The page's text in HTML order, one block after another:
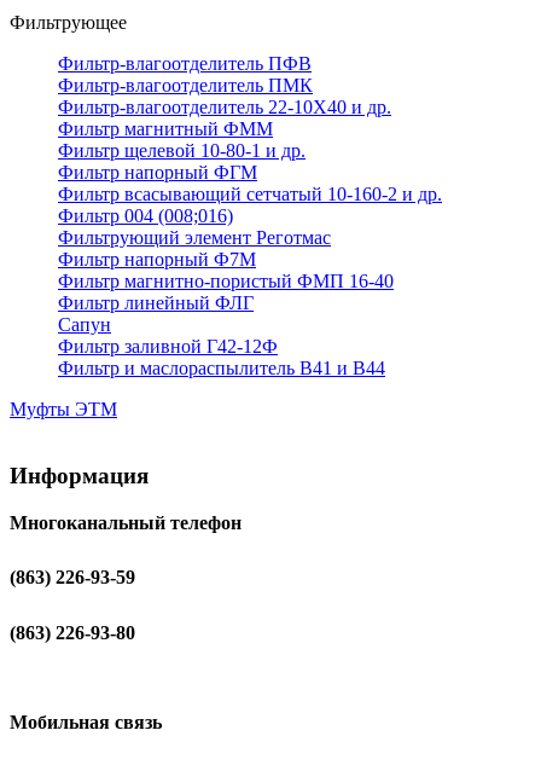
Фильтрующее
Фильтр-влагоотделитель ПФВ
Фильтр-влагоотделитель ПМК
Фильтр-влагоотделитель 22-10Х40 и др.
Фильтр магнитный ФММ
Фильтр щелевой 10-80-1 и др.
Фильтр напорный ФГМ
Фильтр всасывающий сетчатый 10-160-2 и др.
Фильтр 004 (008;016)
Фильтрующий элемент Реготмас
Фильтр напорный Ф7М
Фильтр магнитно-пористый ФМП 16-40
Фильтр линейный ФЛГ
Сапун
Фильтр заливной Г42-12Ф
Фильтр и маслораспылитель В41 и В44
Муфты ЭТМ
Информация
Многоканальный телефон
(863) 226-93-59
(863) 226-93-80
Мобильная связь